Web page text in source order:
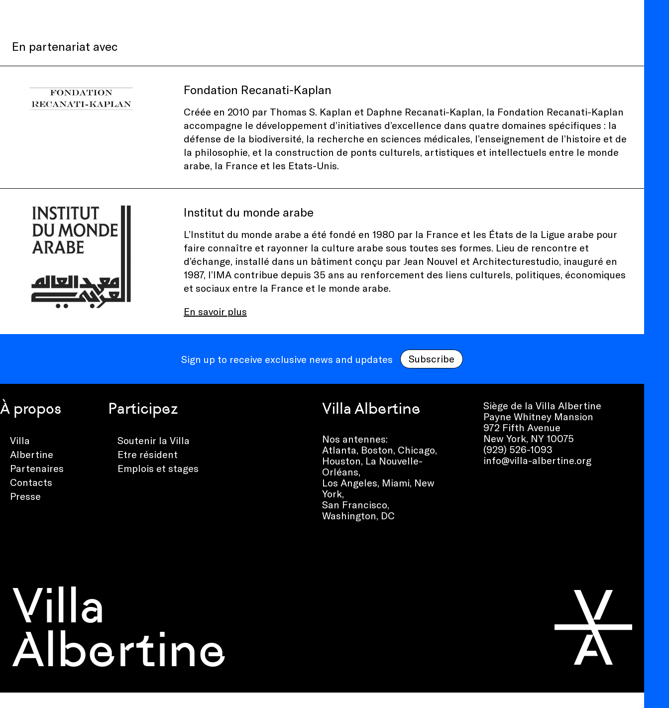
En partenariat avec
Fondation Recanati-Kaplan
Créée en 2010 par Thomas S. Kaplan et Daphne Recanati-Kaplan, la Fondation Recanati-Kaplan
accompagne le développement d’initiatives d’excellence dans quatre domaines spécifiques : la
défense de la biodiversité, la recherche en sciences médicales, l’enseignement de l’histoire et de
la philosophie, et la construction de ponts culturels, artistiques et intellectuels entre le monde
arabe, la France et les Etats-Unis.
Institut du monde arabe
L’Institut du monde arabe a été fondé en 1980 par la France et les États de la Ligue arabe pour
faire connaître et rayonner la culture arabe sous toutes ses formes. Lieu de rencontre et
d’échange, installé dans un bâtiment conçu par Jean Nouvel et Architecturestudio, inauguré en
1987, l’IMA contribue depuis 35 ans au renforcement des liens culturels, politiques, économiques
et sociaux entre la France et le monde arabe.
En savoir plus
Sign up to receive exclusive news and updates Subscribe
À propos
Villa
Albertine
Partenaires
Contacts
Presse
Participez
Soutenir la Villa
Etre résident
Emplois et stages
Villa Albertine
Nos antennes:
Atlanta, Boston, Chicago,
Houston, La Nouvelle-
Orléans,
Los Angeles, Miami, New
York,
San Francisco,
Washington, DC
Siège de la Villa Albertine
Payne Whitney Mansion
972 Fifth Avenue
New York, NY 10075
(929) 526-1093
info@villa-albertine.org
Villa
Albertine